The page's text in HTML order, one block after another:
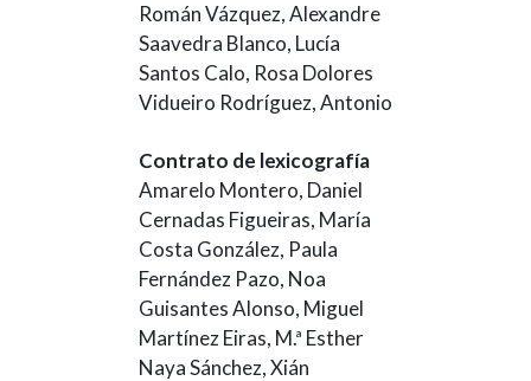
Román Vázquez, Alexandre
Saavedra Blanco, Lucía
Santos Calo, Rosa Dolores
Vidueiro Rodríguez, Antonio
Contrato de lexicografía
Amarelo Montero, Daniel
Cernadas Figueiras, María
Costa González, Paula
Fernández Pazo, Noa
Guisantes Alonso, Miguel
Martínez Eiras, M.ª Esther
Naya Sánchez, Xián